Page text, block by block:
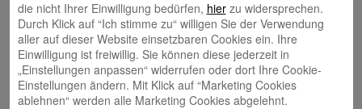
Jonas Simon
die nicht Ihrer Einwilligung bedürfen, hierzu widersprechen.
Durch Klick auf “Ich stimme zu“ willigen Sie der Verwendung
aller auf dieser Website einsetzbaren Cookies ein. Ihre
Einwilligung ist freiwillig. Sie können diese jederzeit in
„Einstellungen anpassen“ widerrufen oder dort Ihre Cookie-
Einstellungen ändern. Mit Klick auf “Marketing Cookies
ablehnen“ werden alle Marketing Cookies abgelehnt.